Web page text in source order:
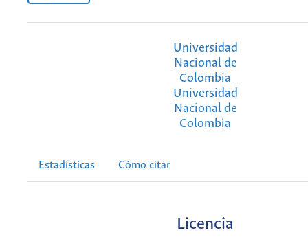
Universidad
Nacional de
Colombia
Universidad
Nacional de
Colombia
Estadísticas Cómo citar
Licencia